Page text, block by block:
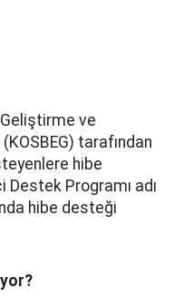
ve
tarafından
hibe
Programı adı
hibe desteği